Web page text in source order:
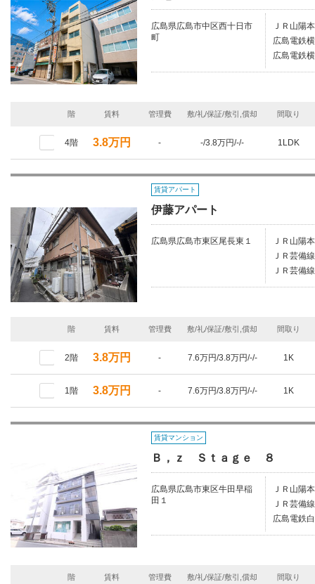
広島県広島市中区西十日市
町
ＪＲ山陽
広島電鉄
広島電鉄
階 賃料 管理費 敷/礼/保証/敷引,償却 間取り
4階 3.8万円 - -/3.8万円/-/- 1LDK
賃貸アパート
伊藤アパート
広島県広島市東区尾長東１
ＪＲ山陽
ＪＲ芸備
ＪＲ芸備
階 賃料 管理費 敷/礼/保証/敷引,償却 間取り
2階 3.8万円 - 7.6万円/3.8万円/-/- 1K
1階 3.8万円 - 7.6万円/3.8万円/-/- 1K
賃貸マンション
Ｂ，ｚ Ｓｔａｇｅ ８
広島県広島市東区牛田早稲
田１
ＪＲ山陽
ＪＲ芸備
広島電鉄
階 賃料 管理費 敷/礼/保証/敷引,償却 間取り